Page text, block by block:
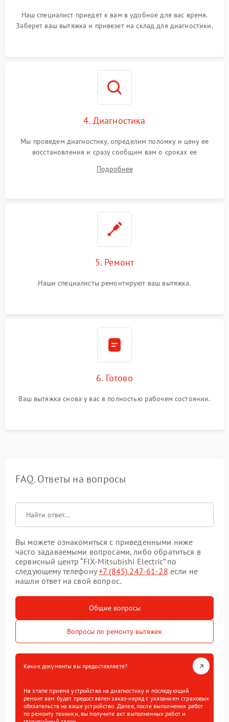
Наш специалист приедет к вам в удобное для вас время.
Заберет ваш вытяжка и привезет на склад для диагностики.
4. Диагностика
Мы проведем диагностику, определим поломку и цену ее
восстановления и сразу сообщим вам о сроках ее
Подробнее
5. Ремонт
Наши специалисты ремонтируют ваш вытяжка.
6. Готово
Ваш вытяжка снова у вас в полностью рабочем состоянии.
FAQ. Ответы на вопросы
Вы можете ознакомиться с приведенными ниже
часто задаваемыми вопросами, либо обратиться в
сервисный центр “FIX-Mitsubishi Electric” по
следующему телефону+7 (845) 247-61-28 если не
нашли ответ на свой вопрос.
Общие вопросы
Вопросы по ремонту вытяжек
Какие документы вы предоставляете?
На этапе приема устройства на диагностику и последующий
ремонт вам будет предоставлен заказ-наряд с указанием страховых
обязательств на ваше устройство. Далее, после выполнения работ
по ремонту техники, вы получите акт выполненных работ и